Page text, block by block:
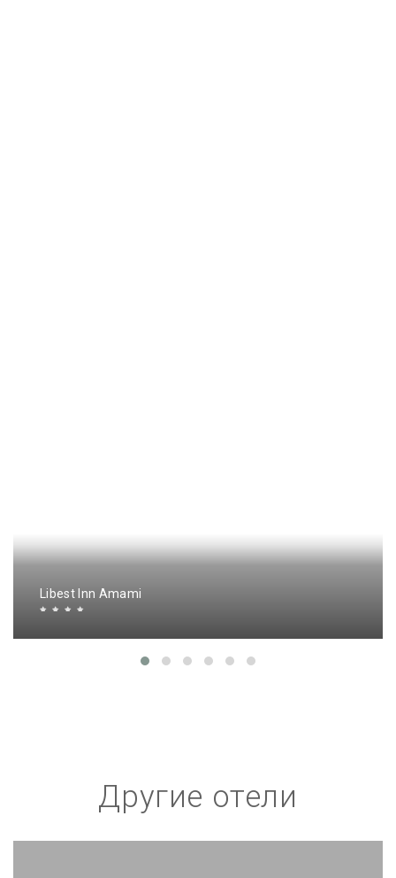
Libest Inn Amami
Другие отели